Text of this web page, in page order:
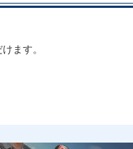
ます。